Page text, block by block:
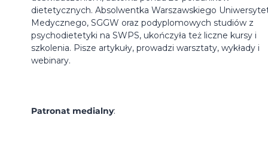
dietetycznych. Absolwentka Warszawskiego
Medycznego, SGGW oraz podyplomowych studiów z
psychodietetyki na SWPS, ukończyła też liczne kursy i
szkolenia. Pisze artykuły, prowadzi warsztaty, wykłady i
webinary.
Patronat medialny: